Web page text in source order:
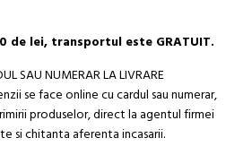
de lei, transportul este GRATUIT.
SAU NUMERAR LA LIVRARE
se face online cu cardul sau numerar,
produselor, direct la agentul firmei
si chitanta aferenta incasarii.